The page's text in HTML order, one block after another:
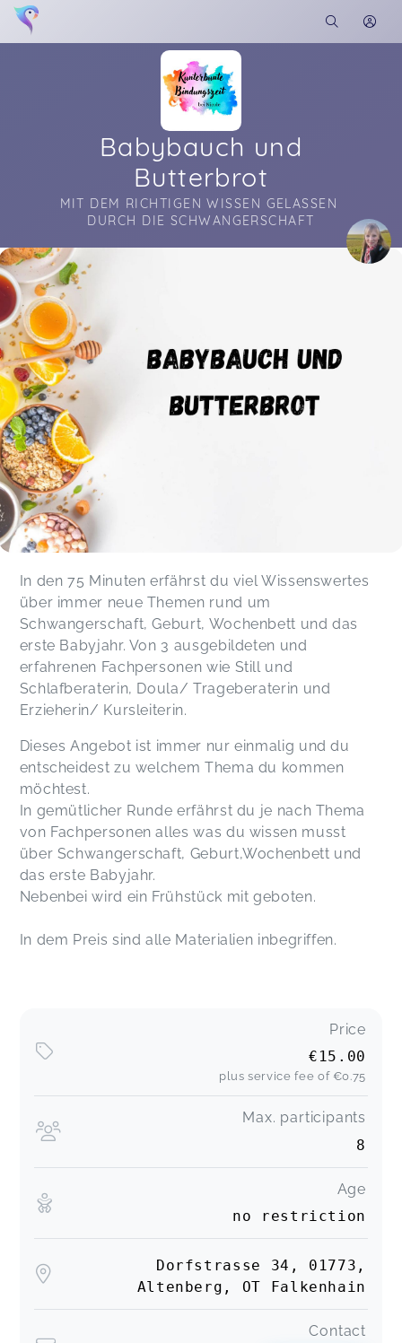
Babybauch und
Butterbrot
MIT DEM RICHTIGEN WISSEN GELASSEN
DURCH DIE SCHWANGERSCHAFT
Soon you will learn more about me here...
In den 75 Minuten erfährst du viel Wissenswertes
über immer neue Themen rund um
Schwangerschaft, Geburt, Wochenbett und das
erste Babyjahr. Von 3 ausgebildeten und
erfahrenen Fachpersonen wie Still und
Schlafberaterin, Doula/ Trageberaterin und
Erzieherin/ Kursleiterin.
Dieses Angebot ist immer nur einmalig und du
entscheidest zu welchem Thema du kommen
möchtest.
In gemütlicher Runde erfährst du je nach Thema
von Fachpersonen alles was du wissen musst
über Schwangerschaft, Geburt,Wochenbett und
das erste Babyjahr.
Nebenbei wird ein Frühstück mit geboten.
In dem Preis sind alle Materialien inbegriffen.
Price
€15.00
plus service fee of €0.75
Max. participants
8
Age
no restriction
Dorfstrasse 34, 01773,
Altenberg, OT Falkenhain
Contact